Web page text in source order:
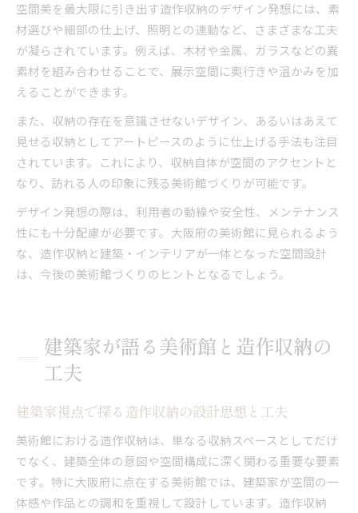
空間美を最大限に引き出す造作収納のデザイン発想には、素
材選びや細部の仕上げ、照明との連動など、さまざまな工夫
が凝らされています。例えば、木材や金属、ガラスなどの異
素材を組み合わせることで、展示空間に奥行きや温かみを加
えることができます。
また、収納の存在を意識させないデザイン、あるいはあえて
見せる収納としてアートピースのように仕上げる手法も注目
されています。これにより、収納自体が空間のアクセントと
なり、訪れる人の印象に残る美術館づくりが可能です。
デザイン発想の際は、利用者の動線や安全性、メンテナンス
性にも十分配慮が必要です。大阪府の美術館に見られるよう
な、造作収納と建築・インテリアが一体となった空間設計
は、今後の美術館づくりのヒントとなるでしょう。
建築家が語る美術館と造作収納の
工夫
建築家視点で探る造作収納の設計思想と工夫
美術館における造作収納は、単なる収納スペースとしてだけ
でなく、建築全体の意図や空間構成に深く関わる重要な要素
です。特に大阪府に点在する美術館では、建築家が空間の一
体感や作品との調和を重視して設計しています。造作収納